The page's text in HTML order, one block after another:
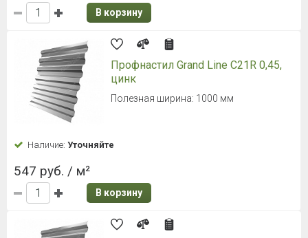
В корзину
Профнастил Grand Line С21R 0,45,
цинк
Полезная ширина: 1000 мм
Наличие: Уточняйте
547 руб. / м²
В корзину